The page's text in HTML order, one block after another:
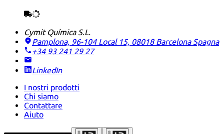
Cymit Química S.L.
Pamplona, 96-104 Local 15, 08018 Barcelona Spagna
+34 93 241 29 27
LinkedIn
I nostri prodotti
Chi siamo
Contattare
Aiuto